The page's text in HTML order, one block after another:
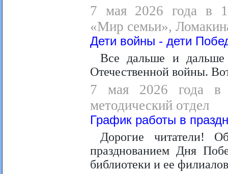
7 мая 2026 года в
«Мир семьи»,
Дети войны - дети
Все дальше и дальше
Отечественной войны.
7 мая 2026 года в
методический отдел
График работы в
Дорогие читатели!
празднованием Дня
библиотеки и ее